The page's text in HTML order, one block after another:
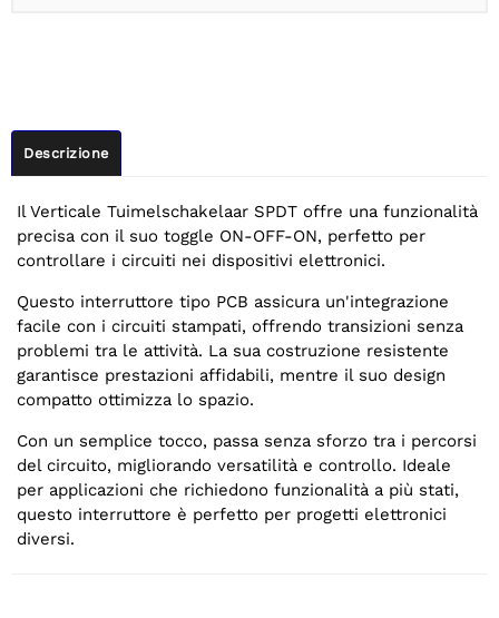
Descrizione
Il Verticale Tuimelschakelaar SPDT offre una funzionalità
precisa con il suo toggle ON-OFF-ON, perfetto per
controllare i circuiti nei dispositivi elettronici.
Questo interruttore tipo PCB assicura un'integrazione
facile con i circuiti stampati, offrendo transizioni senza
problemi tra le attività. La sua costruzione resistente
garantisce prestazioni affidabili, mentre il suo design
compatto ottimizza lo spazio.
Con un semplice tocco, passa senza sforzo tra i percorsi
del circuito, migliorando versatilità e controllo. Ideale
per applicazioni che richiedono funzionalità a più stati,
questo interruttore è perfetto per progetti elettronici
diversi.